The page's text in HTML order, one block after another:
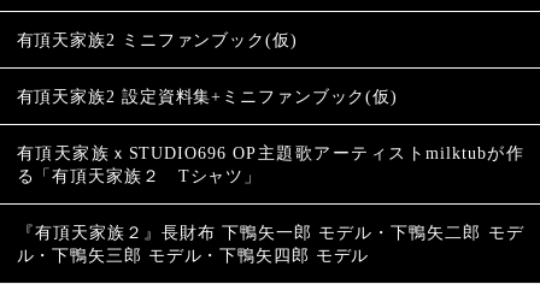
有頂天家族2 ミニファンブック(仮)
有頂天家族2 設定資料集+ミニファンブック(仮)
有頂天家族ｘSTUDIO696 OP主題歌アーティストmilktubが作
る「有頂天家族２ Tシャツ」
『有頂天家族２』長財布 下鴨矢一郎 モデル・下鴨矢二郎 モデ
ル・下鴨矢三郎 モデル・下鴨矢四郎 モデル